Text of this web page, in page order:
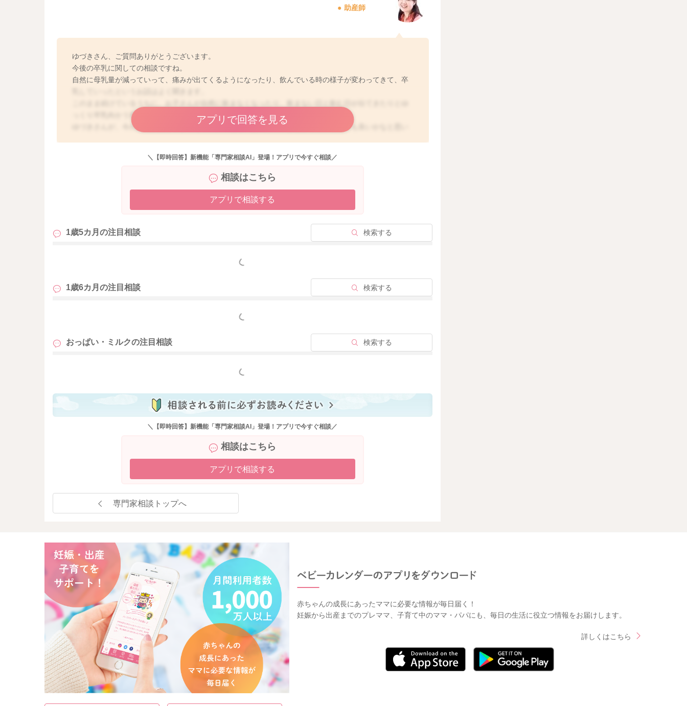
助産師
ゆづきさん、ご質問ありがとうございます。
今後の卒乳に関しての相談ですね。
自然に母乳量が減っていって、痛みが出てくるようになったり、飲んでいる時の様子が変わってきて、卒
っくり卒乳向かう場合もあります。
ゆづきさんが、今の授乳状況が辛かったり大変でなければ続けていきながら様子をみても良いかなと思い
短く切り上げたり、回数を減らしていっても良いかなと思います。そうしていくうちに、分泌量ももっと
減っていったりお子さんが自然に飲まなくなってくるかもしれません。
アプリで回答を見る
2022/6/19 9:28
＼【即時回答】新機能「専門家相談AI」登場！アプリで今すぐ相談／
相談はこちら
アプリで相談する
1歳5カ月の注目相談 検索する
もっと見る
1歳6カ月の注目相談 検索する
もっと見る
おっぱい・ミルクの注目相談 検索する
もっと見る
＼【即時回答】新機能「専門家相談AI」登場！アプリで今すぐ相談／
相談はこちら
アプリで相談する
専門家相談トップへ
赤ちゃんの成長にあったママに必要な情報が毎日届く！
妊娠から出産までのプレママ、子育て中のママ・パパにも、毎日の生活に役立つ情報をお届けします。
詳しくはこちら